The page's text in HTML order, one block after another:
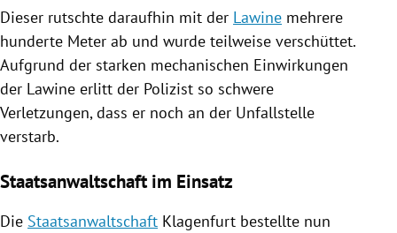
Dieser rutschte daraufhin mit der Lawine mehrere
hunderte Meter ab und wurde teilweise verschüttet.
Aufgrund der starken mechanischen Einwirkungen
der Lawine erlitt der Polizist so schwere
Verletzungen, dass er noch an der Unfallstelle
verstarb.
Staatsanwaltschaft im Einsatz
Die Staatsanwaltschaft Klagenfurt bestellte nun